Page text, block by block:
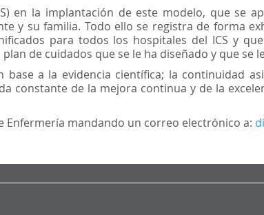
en la implantación de este modelo, que se
y su familia. Todo ello se registra de forma
para todos los hospitales del ICS y
de cuidados que se le ha diseñado y que se
a la evidencia científica; la continuidad
constante de la mejora continua y de la
Enfermería mandando un correo electrónico a: